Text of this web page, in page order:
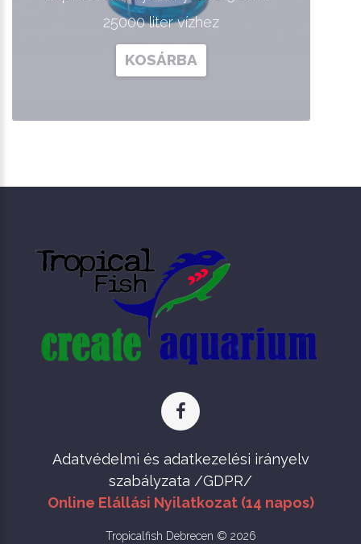
25000 liter vízhez
KOSÁRBA
Adatvédelmi és adatkezelési irányelv
szabályzata /GDPR/
Online Elállási Nyilatkozat (14 napos)
Tropicalfish Debrecen © 2026